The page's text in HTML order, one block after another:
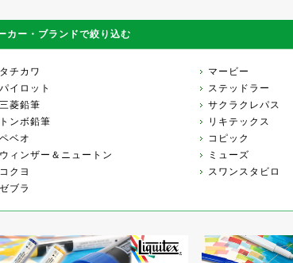
カー・ブランドで絞り込む
タチカワ マービー
パイロット
ステッドラー
三菱鉛筆
サクラクレパス
トンボ鉛筆
リキテックス
ペベオ
コピック
ウィンザー＆ニュートン
ミューズ
コクヨ
スワンスタビロ
ゼブラ